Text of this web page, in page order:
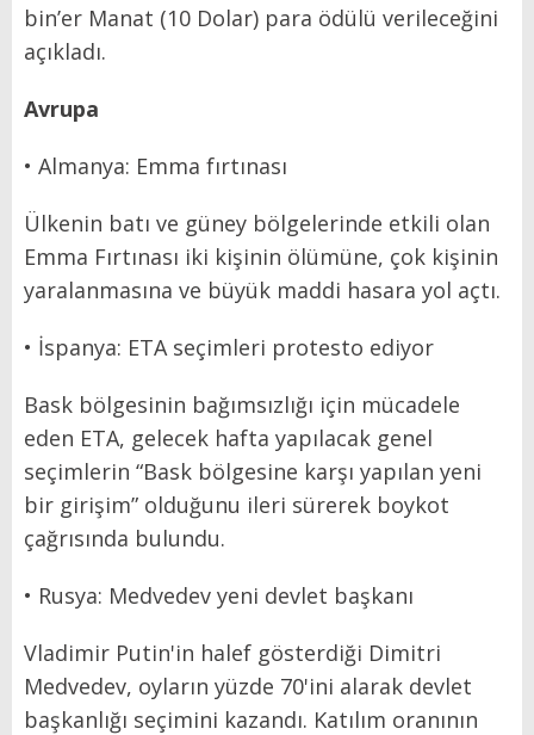
bin’er Manat (10 Dolar) para ödülü verileceğini
açıkladı.
Avrupa
• Almanya: Emma fırtınası
Ülkenin batı ve güney bölgelerinde etkili olan
Emma Fırtınası iki kişinin ölümüne, çok kişinin
yaralanmasına ve büyük maddi hasara yol açtı.
• İspanya: ETA seçimleri protesto ediyor
Bask bölgesinin bağımsızlığı için mücadele
eden ETA, gelecek hafta yapılacak genel
seçimlerin “Bask bölgesine karşı yapılan yeni
bir girişim” olduğunu ileri sürerek boykot
çağrısında bulundu.
• Rusya: Medvedev yeni devlet başkanı
Vladimir Putin'in halef gösterdiği Dimitri
Medvedev, oyların yüzde 70'ini alarak devlet
başkanlığı seçimini kazandı. Katılım oranının